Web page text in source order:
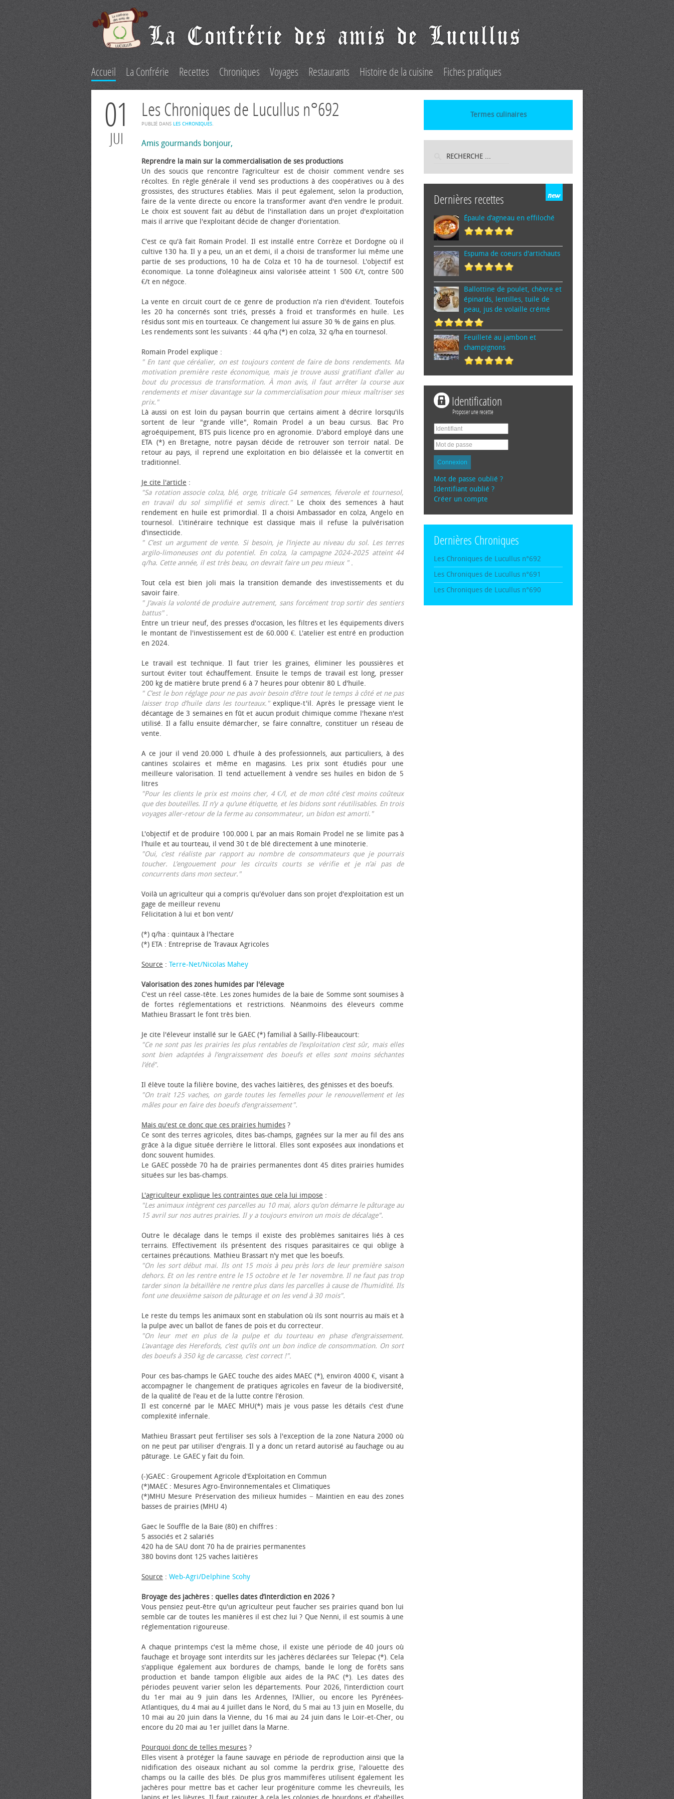
Accueil La Confrérie Recettes Chroniques Voyages Restaurants Histoire de la cuisine Fiches pratiques
01
JUI
Les Chroniques de Lucullus n°692
PUBLIÉ DANS LES CHRONIQUES.
Amis gourmands bonjour,
Reprendre la main sur la commercialisation de ses productions
Un des soucis que rencontre l’agriculteur est de choisir comment vendre ses
récoltes. En règle générale il vend ses productions à des coopératives ou à des
grossistes, des structures établies. Mais il peut également, selon la production,
faire de la vente directe ou encore la transformer avant d'en vendre le produit.
Le choix est souvent fait au début de l'installation dans un projet d'exploitation
mais il arrive que l'exploitant décide de changer d'orientation.
C'est ce qu'à fait Romain Prodel. Il est installé entre Corrèze et Dordogne où il
cultive 130 ha. Il y a peu, un an et demi, il a choisi de transformer lui même une
partie de ses productions, 10 ha de Colza et 10 ha de tournesol. L'objectif est
économique. La tonne d’oléagineux ainsi valorisée atteint 1 500 €/t, contre 500
€/t en négoce.
La vente en circuit court de ce genre de production n'a rien d'évident. Toutefois
les 20 ha concernés sont triés, pressés à froid et transformés en huile. Les
résidus sont mis en tourteaux. Ce changement lui assure 30 % de gains en plus.
Les rendements sont les suivants : 44 q/ha (*) en colza, 32 q/ha en tournesol.
Romain Prodel explique :
" En tant que céréalier, on est toujours content de faire de bons rendements. Ma
motivation première reste économique, mais je trouve aussi gratifiant d’aller au
bout du processus de transformation. À mon avis, il faut arrêter la course aux
rendements et miser davantage sur la commercialisation pour mieux maîtriser ses
prix."
Là aussi on est loin du paysan bourrin que certains aiment à décrire lorsqu'ils
sortent de leur "grande ville", Romain Prodel a un beau cursus. Bac Pro
agroéquipement, BTS puis licence pro en agronomie. D'abord employé dans une
ETA (*) en Bretagne, notre paysan décide de retrouver son terroir natal. De
retour au pays, il reprend une exploitation en bio délaissée et la convertit en
traditionnel.
Je cite l'article :
"Sa rotation associe colza, blé, orge, triticale G4 semences, féverole et tournesol,
en travail du sol simplifié et semis direct."Le choix des semences à haut
rendement en huile est primordial. Il a choisi Ambassador en colza, Angelo en
tournesol. L'itinéraire technique est classique mais il refuse la pulvérisation
d'insecticide.
" C’est un argument de vente. Si besoin, je l’injecte au niveau du sol. Les terres
argilo-limoneuses ont du potentiel. En colza, la campagne 2024-2025 atteint 44
q/ha. Cette année, il est très beau, on devrait faire un peu mieux ".
Tout cela est bien joli mais la transition demande des investissements et du
savoir faire.
" J’avais la volonté de produire autrement, sans forcément trop sortir des sentiers
battus".
Entre un trieur neuf, des presses d'occasion, les filtres et les équipements divers
le montant de l'investissement est de 60.000 €. L'atelier est entré en production
en 2024.
Le travail est technique. Il faut trier les graines, éliminer les poussières et
surtout éviter tout échauffement. Ensuite le temps de travail est long, presser
200 kg de matière brute prend 6 à 7 heures pour obtenir 80 L d'huile.
" C’est le bon réglage pour ne pas avoir besoin d’être tout le temps à côté et ne pas
laisser trop d’huile dans les tourteaux."explique-t'il. Après le pressage vient le
décantage de 3 semaines en fût et aucun produit chimique comme l'hexane n'est
utilisé. Il a fallu ensuite démarcher, se faire connaître, constituer un réseau de
vente.
A ce jour il vend 20.000 L d'huile à des professionnels, aux particuliers, à des
cantines scolaires et même en magasins. Les prix sont étudiés pour une
meilleure valorisation. Il tend actuellement à vendre ses huiles en bidon de 5
litres
"Pour les clients le prix est moins cher, 4 €/l, et de mon côté c’est moins coûteux
que des bouteilles. II n’y a qu’une étiquette, et les bidons sont réutilisables. En trois
voyages aller-retour de la ferme au consommateur, un bidon est amorti."
L'objectif et de produire 100.000 L par an mais Romain Prodel ne se limite pas à
l'huile et au tourteau, il vend 30 t de blé directement à une minoterie.
"Oui, c’est réaliste par rapport au nombre de consommateurs que je pourrais
toucher. L’engouement pour les circuits courts se vérifie et je n’ai pas de
concurrents dans mon secteur."
Voilà un agriculteur qui a compris qu'évoluer dans son projet d'exploitation est un
gage de meilleur revenu
Félicitation à lui et bon vent/
(*) q/ha : quintaux à l'hectare
(*) ETA : Entreprise de Travaux Agricoles
Source : Terre-Net/Nicolas Mahey
Valorisation des zones humides par l'élevage
C'est un réel casse-tête. Les zones humides de la baie de Somme sont soumises à
de fortes réglementations et restrictions. Néanmoins des éleveurs comme
Mathieu Brassart le font très bien.
Je cite l'éleveur installé sur le GAEC (*) familial à Sailly-Flibeaucourt:
"Ce ne sont pas les prairies les plus rentables de l’exploitation c’est sûr, mais elles
sont bien adaptées à l’engraissement des bœufs et elles sont moins séchantes
l’été".
Il élève toute la filière bovine, des vaches laitières, des génisses et des bœufs.
"On trait 125 vaches, on garde toutes les femelles pour le renouvellement et les
mâles pour en faire des bœufs d’engraissement".
Mais qu'est ce donc que ces prairies humides ?
Ce sont des terres agricoles, dites bas-champs, gagnées sur la mer au fil des ans
grâce à la digue située derrière le littoral. Elles sont exposées aux inondations et
donc souvent humides.
Le GAEC possède 70 ha de prairies permanentes dont 45 dites prairies humides
situées sur les bas-champs.
L'agriculteur explique les contraintes que cela lui impose :
"Les animaux intègrent ces parcelles au 10 mai, alors qu’on démarre le pâturage au
15 avril sur nos autres prairies. Il y a toujours environ un mois de décalage".
Outre le décalage dans le temps il existe des problèmes sanitaires liés à ces
terrains. Effectivement ils présentent des risques parasitaires ce qui oblige à
certaines précautions. Mathieu Brassart n'y met que les bœufs.
"On les sort début mai. Ils ont 15 mois à peu près lors de leur première saison
dehors. Et on les rentre entre le 15 octobre et le 1er novembre. Il ne faut pas trop
tarder sinon la bétaillère ne rentre plus dans les parcelles à cause de l’humidité. Ils
font une deuxième saison de pâturage et on les vend à 30 mois".
Le reste du temps les animaux sont en stabulation où ils sont nourris au maïs et à
la pulpe avec un ballot de fanes de pois et du correcteur.
"On leur met en plus de la pulpe et du tourteau en phase d’engraissement.
L’avantage des Herefords, c’est qu’ils ont un bon indice de consommation. On sort
des bœufs à 350 kg de carcasse, c’est correct !".
Pour ces bas-champs le GAEC touche des aides MAEC (*), environ 4000 €, visant à
accompagner le changement de pratiques agricoles en faveur de la biodiversité,
de la qualité de l’eau et de la lutte contre l’érosion.
Il est concerné par le MAEC MHU(*) mais je vous passe les détails c'est d'une
complexité infernale.
Mathieu Brassart peut fertiliser ses sols à l'exception de la zone Natura 2000 où
on ne peut par utiliser d'engrais. Il y a donc un retard autorisé au fauchage ou au
pâturage. Le GAEC y fait du foin.
(-)GAEC : Groupement Agricole d'Exploitation en Commun
(*)MAEC : Mesures Agro-Environnementales et Climatiques
(*)MHU Mesure Préservation des milieux humides − Maintien en eau des zones
basses de prairies (MHU 4)
Gaec le Souffle de la Baie (80) en chiffres :
5 associés et 2 salariés
420 ha de SAU dont 70 ha de prairies permanentes
380 bovins dont 125 vaches laitières
Source : Web-Agri/Delphine Scohy
Broyage des jachères : quelles dates d’interdiction en 2026 ?
Vous pensiez peut-être qu'un agriculteur peut faucher ses prairies quand bon lui
semble car de toutes les manières il est chez lui ? Que Nenni, il est soumis à une
réglementation rigoureuse.
A chaque printemps c'est la même chose, il existe une période de 40 jours où
fauchage et broyage sont interdits sur les jachères déclarées sur Telepac (*). Cela
s'applique également aux bordures de champs, bande le long de forêts sans
production et bande tampon éligible aux aides de la PAC (*). Les dates des
périodes peuvent varier selon les départements. Pour 2026, l’interdiction court
du 1er mai au 9 juin dans les Ardennes, l'Allier, ou encore les Pyrénées-
Atlantiques, du 4 mai au 4 juillet dans le Nord, du 5 mai au 13 juin en Moselle, du
10 mai au 20 juin dans la Vienne, du 16 mai au 24 juin dans le Loir-et-Cher, ou
encore du 20 mai au 1er juillet dans la Marne.
Pourquoi donc de telles mesures ?
Elles visent à protéger la faune sauvage en période de reproduction ainsi que la
nidification des oiseaux nichant au sol comme la perdrix grise, l'alouette des
champs ou la caille des blés. De plus gros mammifères utilisent également les
jachères pour mettre bas et cacher leur progéniture comme les chevreuils, les
Termes culinaires
Dernières recettes
Épaule d’agneau en effiloché
Espuma de cœurs d'artichauts
Ballottine de poulet, chèvre et
épinards, lentilles, tuile de
peau, jus de volaille crémé
Feuilleté au jambon et
champignons
Identification
Proposer une recette
Connexion
Mot de passe oublié ?
Identifiant oublié ?
Créer un compte
Dernières Chroniques
Les Chroniques de Lucullus n°692
Les Chroniques de Lucullus n°691
Les Chroniques de Lucullus n°690